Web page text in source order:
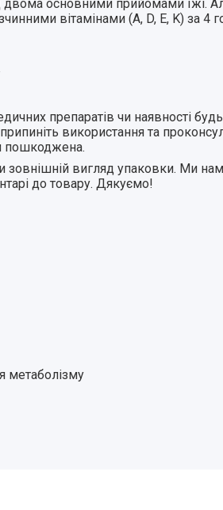
основними прийомами їжі.
вітамінами (A, D, E, K) за 4
препаратів чи наявності
використання та
пошкоджена.
вигляд упаковки. Ми
до товару. Дякуємо!
метаболізму